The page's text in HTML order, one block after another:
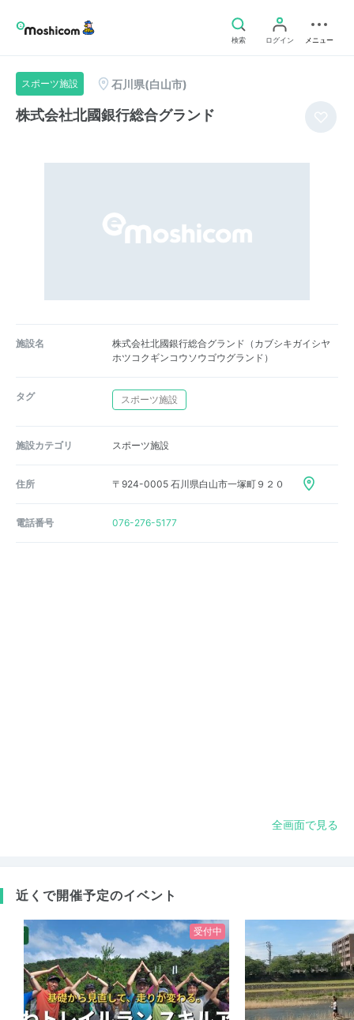
検索 ログイン メニュー
スポーツ施設 石川県(白山市)
株式会社北國銀行総合グランド
施設名
株式会社北國銀行総合グランド（カブシキガイシヤ
ホツコクギンコウソウゴウグランド）
タグ スポーツ施設
施設カテゴリ スポーツ施設
住所 〒924-0005 石川県白山市一塚町９２０
電話番号 076-276-5177
全画面で見る
近くで開催予定のイベント
受付中